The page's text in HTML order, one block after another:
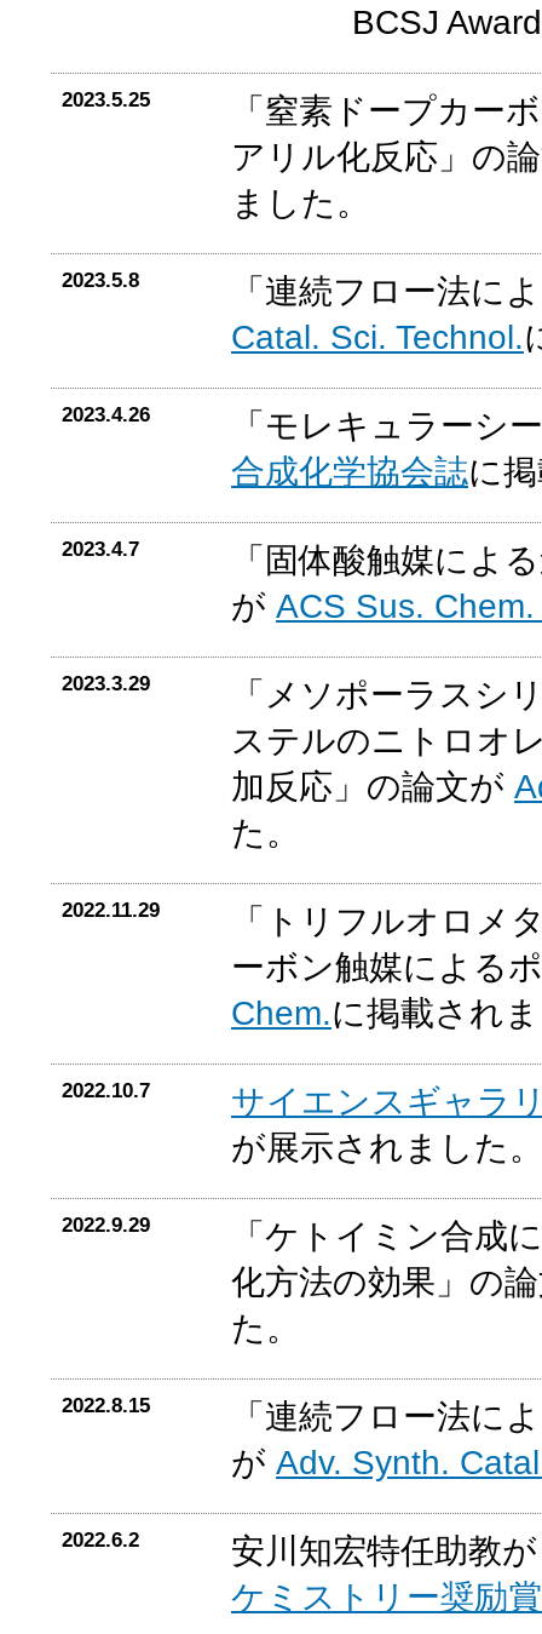
BCSJ
2023.5.25
「窒素ドープカー
アリル化反応」の
ました。
2023.5.8
「連続フロー法に
Catal. Sci. Technol.
2023.4.26
「モレキュラーシ
合成化学協会誌に
2023.4.7
「固体酸触媒によ
が ACS Sus.
2023.3.29
「メソポーラスシ
ステルのニトロオ
加反応」の論文が
た。
2022.11.29
「トリフルオロメ
ーボン触媒による
Chem.に掲載され
2022.10.7
サイエンスギャラ
が展示されました
2022.9.29
「ケトイミン合成
化方法の効果」の
た。
2022.8.15
「連続フロー法に
が Adv. Synth.
2022.6.2
安川知宏特任助教
ケミストリー奨励賞